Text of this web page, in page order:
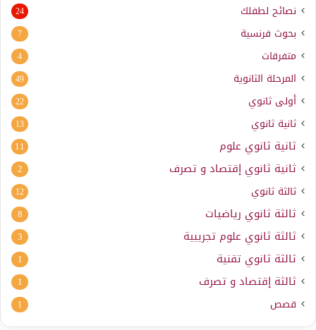
نصائح لطفلك 24
بحوث فرنسية 7
متفرقات 4
المرحلة الثانوية 49
أولى ثانوي 22
ثانية ثانوي 13
ثانية ثانوي علوم 11
ثانية ثانوي إقتصاد و تصرف 2
ثالثة ثانوي 12
ثالثة ثانوي رياضيات 8
ثالثة ثانوي علوم تجريبية 3
ثالثة ثانوي تقنية 1
ثالثة إقتصاد و تصرف 1
قصص 1